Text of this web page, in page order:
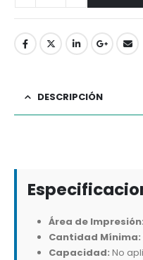
DESCRIPCIÓN
Área de Impresión:
Cantidad Mínima:
Capacidad: No